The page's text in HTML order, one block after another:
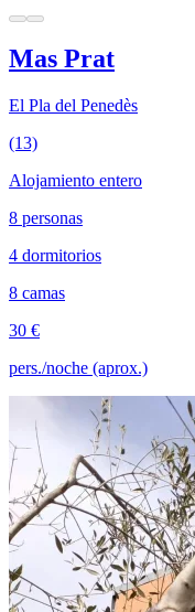
Mas Prat
El Pla del Penedès
(13)
Alojamiento entero
8 personas
4 dormitorios
8 camas
30 €
pers./noche (aprox.)